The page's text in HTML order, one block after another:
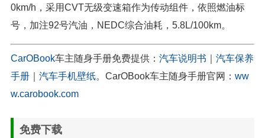
0km/h，采用CVT无级变速箱作为传动组件，依照燃油标
号，加注92号汽油，NEDC综合油耗，5.8L/100km。
CarOBook车主随身手册免费提供： 汽车说明书
汽车保养
手册
汽车手机壁纸。CarOBook车主随身手册官网： ww
w.carobook.com
免费下载